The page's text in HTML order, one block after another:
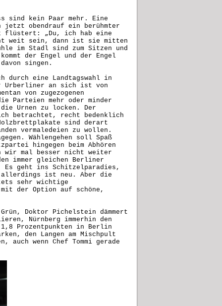
sind kein Paar mehr. Eine
jetzt obendrauf ein berühmter
flüstert: „Du, ich hab eine
weit sein, dann ist sie mitten
im Stadl sind zum Sitzen und
der Engel und der Engel
singen.
durch eine Landtagswahl in
Urberliner an sich ist von
von zugezogenen
Parteien mehr oder minder
Urnen zu locken. Der
betrachtet, recht bedenklich
sind derart
vermaledeien zu wollen.
Wählengehen soll Spaß
hingegen beim Abhören
wir mal besser nicht weiter
immer gleichen Berliner
Es geht ins Schitzelparadies,
allerdings ist neu. Aber die
sehr wichtige
der Option auf schöne,
Doktor Pichelstein dämmert
Nürnberg immerhin den
1,8 Prozentpunkten in Berlin
den Langen am Mischpult
wenn Chef Tommi gerade